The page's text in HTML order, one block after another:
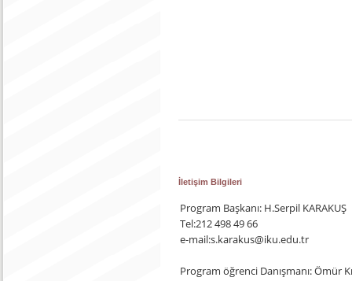
İletişim Bilgileri
Program Başkanı: H.Serpil KARAKUŞ
Tel:212 498 49 66
e-mail:s.karakus@iku.edu.tr
Program öğrenci Danışmanı: Ömür